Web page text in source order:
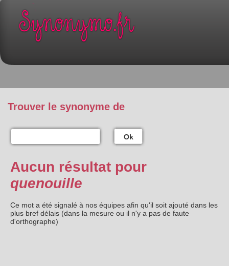
Trouver le synonyme de
Ok
Aucun résultat pour
quenouille
Ce mot a été signalé à nos équipes afin qu'il soit ajouté dans les
plus bref délais (dans la mesure ou il n'y a pas de faute
d'orthographe)